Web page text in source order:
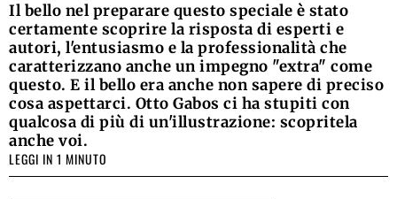
Il bello nel preparare questo speciale è stato
certamente scoprire la risposta di esperti e
autori, l'entusiasmo e la professionalità che
caratterizzano anche un impegno "extra" come
questo. E il bello era anche non sapere di preciso
cosa aspettarci. Otto Gabos ci ha stupiti con
qualcosa di più di un'illustrazione: scopritela
anche voi.
LEGGI IN 1 MINUTO